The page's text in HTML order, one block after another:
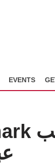
EVENTS